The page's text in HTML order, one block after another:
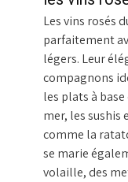
Les vins rosés
parfaitement
légers. Leur
compagnons
les plats à
mer, les
comme la
se marie
volaille, des